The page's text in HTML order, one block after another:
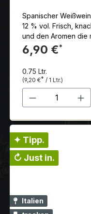
Spanischer
12 % vol. Frisch,
und den Aromen die
Toller Sommerwein.
leichten Speisen
6,90 €*
0.75 Ltr.
(9,20 €* / 1 Ltr.)
Produkt
✦ Tipp.
↻ Just in.
Italien